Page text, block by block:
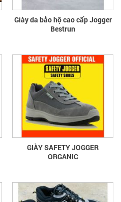
Giày da bảo hộ cao cấp Jogger
Bestrun
GIÀY SAFETY JOGGER
ORGANIC